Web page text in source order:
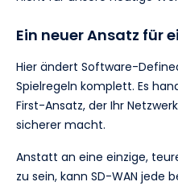
Ein neuer Ansatz für
Hier ändert Software-
Spielregeln komplett. Es
First-Ansatz, der Ihr
sicherer macht.
Anstatt an eine einzige,
zu sein, kann SD-WAN jede